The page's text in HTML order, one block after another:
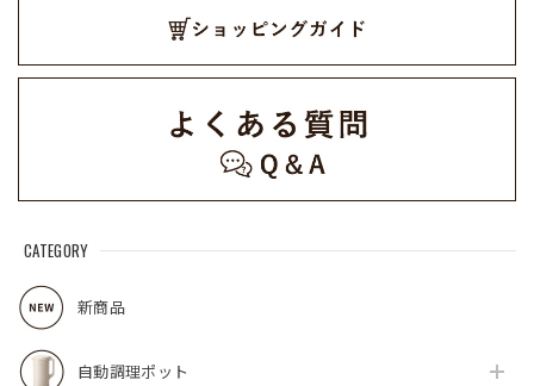
CATEGORY
新商品
自動調理ポット